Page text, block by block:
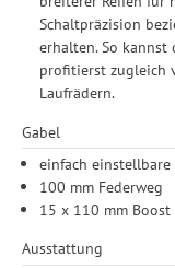
Schaltpräzision
erhalten. So kannst
profitierst zugleich
Laufrädern.
Gabel
einfach einstellbare
100 mm Federweg
15 x 110 mm Boost
Ausstattung